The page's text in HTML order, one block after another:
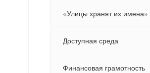
«Улицы хранят их имена»
Доступная среда
Финансовая грамотность